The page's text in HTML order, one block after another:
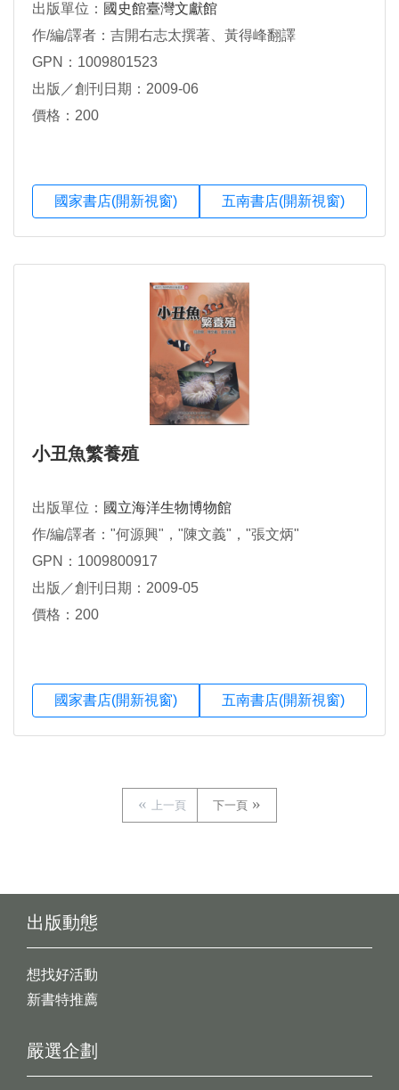
出版單位： 國史館臺灣文獻館
作/編/譯者：吉開右志太撰著、黃得峰翻譯
GPN：1009801523
出版／創刊日期：2009-06
價格：200
國家書店(開新視窗) 五南書店(開新視窗)
小丑魚繁養殖
出版單位： 國立海洋生物博物館
作/編/譯者："何源興"，"陳文義"，"張文炳"
GPN：1009800917
出版／創刊日期：2009-05
價格：200
國家書店(開新視窗) 五南書店(開新視窗)
上一頁 下一頁
出版動態
想找好活動
新書特推薦
嚴選企劃